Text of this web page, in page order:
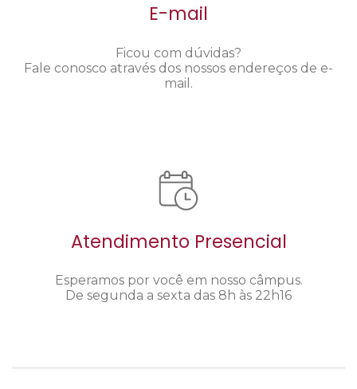
E-mail
Ficou com dúvidas?
Fale conosco através dos nossos endereços de e-
mail.
Atendimento Presencial
Esperamos por você em nosso câmpus.
De segunda a sexta das 8h às 22h16